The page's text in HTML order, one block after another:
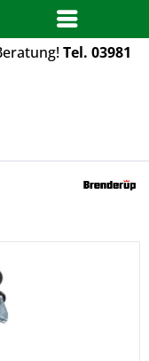
Tel. 03981